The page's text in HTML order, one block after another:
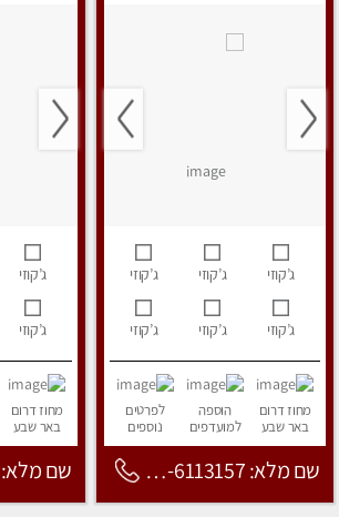
ג’קוזי ג’קוזי ג’קוזי
ג’קוזי ג’קוזי ג’קוזי
מחוז דרום
באר שבע
הוספה
למועדפים
לפרטים
נוספים
שם מלא: 053-6113157
ג’קוזי
ג’קוזי
מחוז דרום
באר שבע